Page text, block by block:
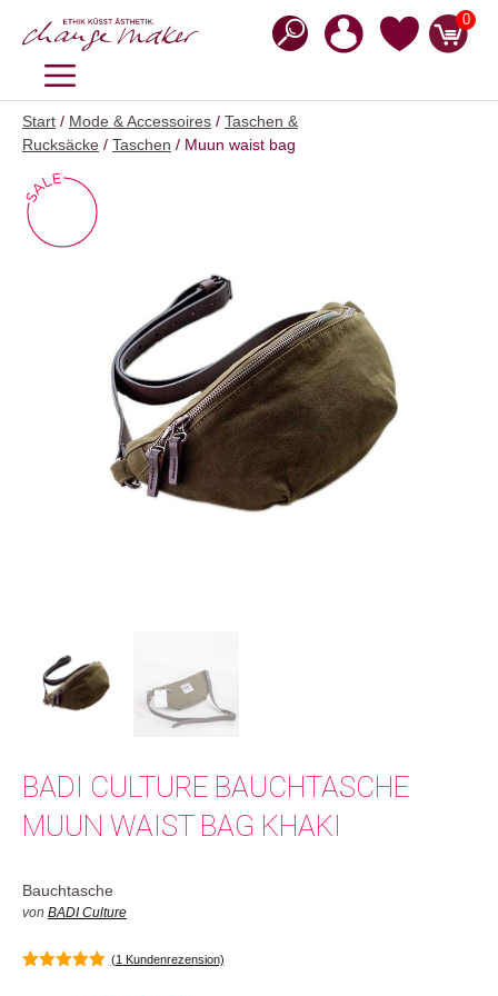
Inhalt
0
MENÜ
Start / Mode & Accessoires / Taschen &
Rucksäcke / Taschen / Muun waist bag
BADI CULTURE BAUCHTASCHE
MUUN WAIST BAG KHAKI
Bauchtasche
von BADI Culture
(1 Kundenrezension)